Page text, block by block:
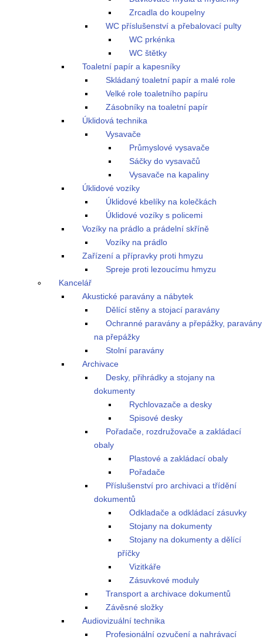
Zrcadla do koupelny
WC příslušenství a přebalovací pulty
WC prkénka
WC štětky
Toaletní papír a kapesníky
Skládaný toaletní papír a malé role
Velké role toaletního papíru
Zásobníky na toaletní papír
Úklidová technika
Vysavače
Průmyslové vysavače
Sáčky do vysavačů
Vysavače na kapaliny
Úklidové vozíky
Úklidové kbelíky na kolečkách
Úklidové vozíky s policemi
Vozíky na prádlo a prádelní skříně
Vozíky na prádlo
Zařízení a přípravky proti hmyzu
Spreje proti lezoucímu hmyzu
Kancelář
Akustické paravány a nábytek
Dělící stěny a stojací paravány
Ochranné paravány a přepážky, paravány
na přepážky
Stolní paravány
Archivace
Desky, přihrádky a stojany na
dokumenty
Rychlovazače a desky
Spisové desky
Pořadače, rozdružovače a zakládací
obaly
Plastové a zakládací obaly
Pořadače
Příslušenství pro archivaci a třídění
dokumentů
Odkladače a odkládací zásuvky
Stojany na dokumenty
Stojany na dokumenty a dělící
příčky
Vizitkáře
Zásuvkové moduly
Transport a archivace dokumentů
Závěsné složky
Audiovizuální technika
Profesionální ozvučení a nahrávací